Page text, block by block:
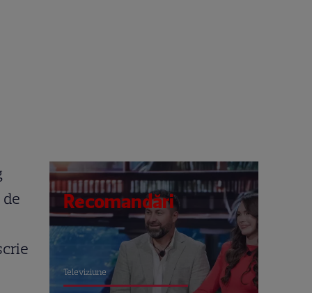
Recomandări
Televiziune